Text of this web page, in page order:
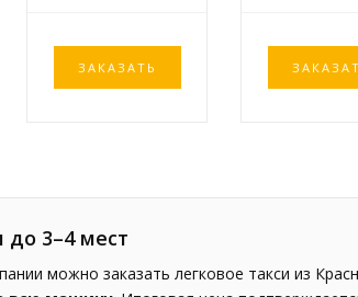
ЗАКАЗАТЬ
до 3–4 мест
можно заказать легковое такси из